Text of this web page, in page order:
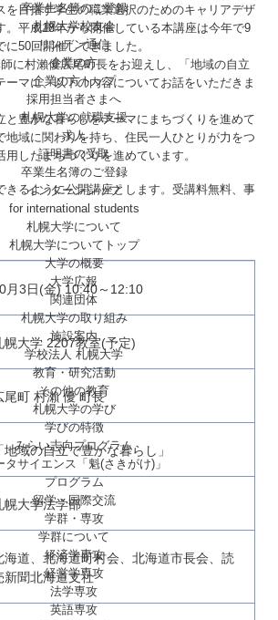
卒業生名簿のご登録
札幌大学校友会
リンデン通信
企業の方
企業の方トップ
採用担当者さまへ
札幌大学の就職支援
求人
証明書の受取
卒業生名簿のご登録
インターンシップ
for international students
札幌大学について
札幌大学についてトップ
大学の概要
大学広報
関連団体
札幌大学の取り組み
施設案内
学校法人 札幌大学
教育・研究活動
その他の教育
札幌大学の学び
学びの特徴
みらい志向プログラム
タサイエンス「魁(さきがけ)」
プログラム
留学・国際交流
学群・専攻
学群について
経済学専攻
経営学専攻
法学専攻
英語専攻
を目指す学生の職業選択のためのキャリアデザ
。平成18年から開催している本講座は今年で9
50回開催してきました。
に村瀨優広尾町長をお迎えし、「地域の自立
ーマに、以下の内容についてお話をいただきま
と豊かな暮らしをテーマにまちづくりを進めて
地域に関わりを持ち、住民一人ひとりが力をつ
したまちづくりを進めています。
きるように公開講座とします。受講料無料、事
月3日(金) 10:40～12:10
幌大学 2207教室(予定)
尾町 村瀨 優 町長
地域の自立で豊かな暮らし」
幌大学法学部
海道、北海道町村会、北海道市長会、読
新聞北海道支社